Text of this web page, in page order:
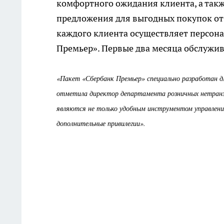
комфортного ожидания клиента, а
предложения для выгодных покупок
каждого клиента осуществляет
Премьер». Первые два месяца
«Пакет «Сбербанк Премьер» специально
отметила директор департамента розничных
являются не только удобным инструментом
дополнительные привилегии».